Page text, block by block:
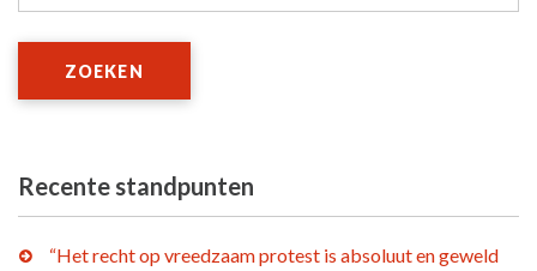
ZOEKEN
Recente standpunten
“Het recht op vreedzaam protest is absoluut en geweld